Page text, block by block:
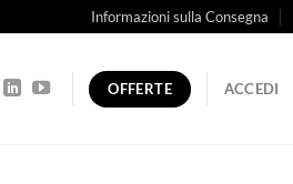
Informazioni sulla Consegna
OFFERTE ACCEDI